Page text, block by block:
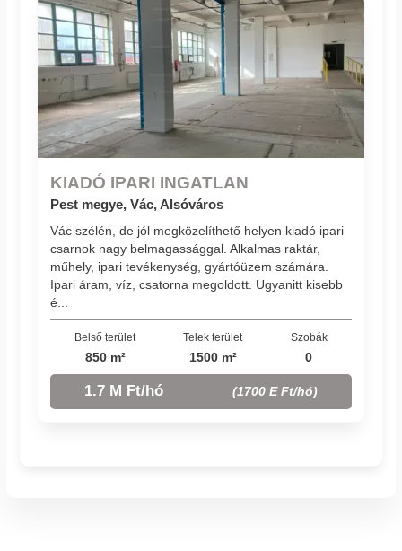
KIADÓ IPARI INGATLAN
Pest megye, Vác, Alsóváros
Vác szélén, de jól megközelíthető helyen kiadó ipari
csarnok nagy belmagassággal. Alkalmas raktár,
műhely, ipari tevékenység, gyártóüzem számára.
Ipari áram, víz, csatorna megoldott. Ugyanitt kisebb
é...
Belső terület
850 m²
Telek terület
1500 m²
Szobák
0
1.7 M Ft/hó (1700 E Ft/hó)